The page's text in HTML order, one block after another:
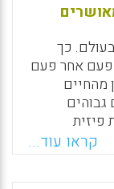
כך
פעם אחר פעם
מהחיים
גבוהים
פיזית
למדינות
באירופה
קראו עוד...